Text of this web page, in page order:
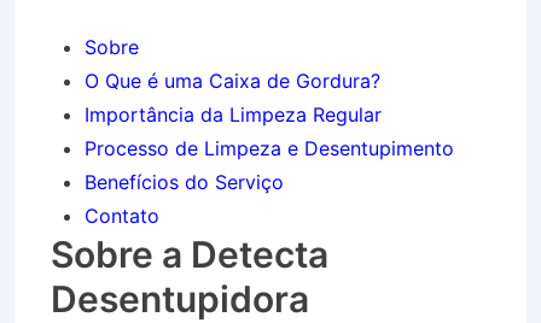
Sobre
O Que é uma Caixa de Gordura?
Importância da Limpeza Regular
Processo de Limpeza e Desentupimento
Benefícios do Serviço
Contato
Sobre a Detecta
Desentupidora